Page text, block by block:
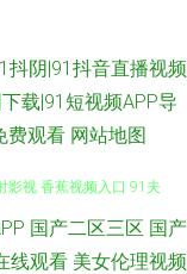
抖阴|91抖音直播视频
载|91短视频APP导
费观看 网站地图
青操网站 AV密穴老司机
国产二区三区 国产
线观看 美女伦理视频